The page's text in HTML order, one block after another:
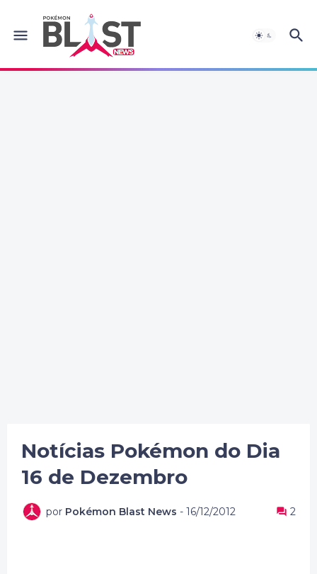
Notícias Pokémon do Dia
16 de Dezembro
por Pokémon Blast News - 16/12/2012 2